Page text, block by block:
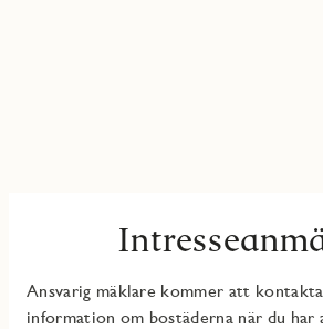
Ansvarig mäklare kommer att
information om bostäderna när du har